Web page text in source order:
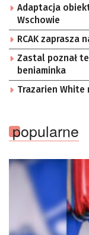
Adaptacja
Wschowie
RCAK zaprasza
Zastal poznał
beniaminka
Trazarien White
popularne